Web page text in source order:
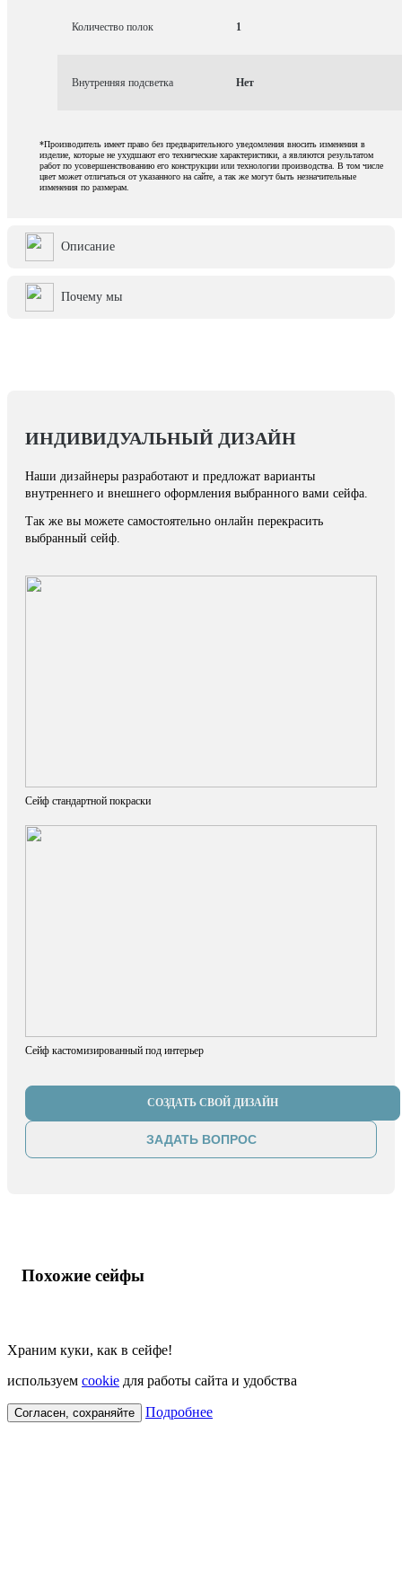
Количество полок 1
Внутренняя подсветка Нет
*Производитель имеет право без предварительного уведомления вносить изменения в
изделие, которые не ухудшают его технические характеристики, а являются результатом
работ по усовершенствованию его конструкции или технологии производства. В том числе
цвет может отличаться от указанного на сайте, а так же могут быть незначительные
изменения по размерам.
Описание
Почему мы
ИНДИВИДУАЛЬНЫЙ ДИЗАЙН
Наши дизайнеры разработают и предложат варианты
внутреннего и внешнего оформления выбранного вами сейфа.
Так же вы можете самостоятельно онлайн перекрасить
выбранный сейф.
Сейф стандартной покраски
Сейф кастомизированный под интерьер
СОЗДАТЬ СВОЙ ДИЗАЙН
ЗАДАТЬ ВОПРОС
Похожие сейфы
Храним куки, как в сейфе!
используем cookie для работы сайта и удобства
Согласен, сохраняйте Подробнее